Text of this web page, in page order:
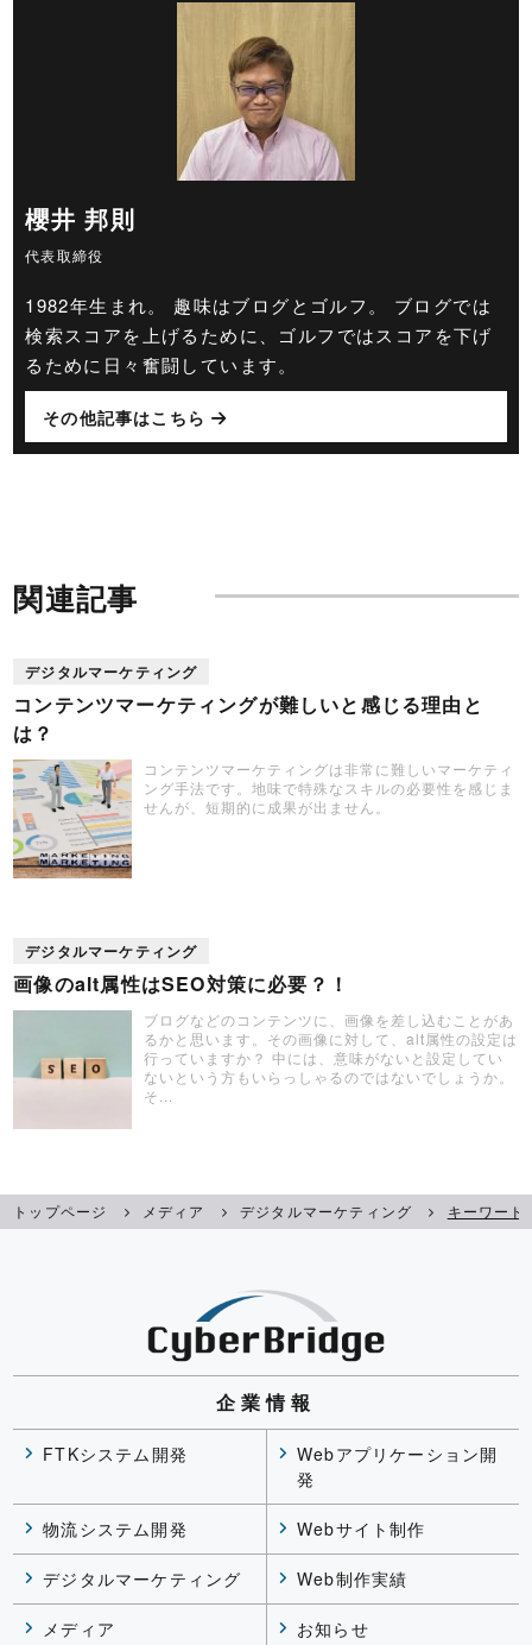
櫻井 邦則
代表取締役
1982年生まれ。 趣味はブログとゴルフ。 ブログでは
検索スコアを上げるために、ゴルフではスコアを下げ
るために日々奮闘しています。
その他記事はこちら
関連記事
デジタルマーケティング
コンテンツマーケティングが難しいと感じる理由と
は？
コンテンツマーケティングは非常に難しいマーケティ
ング手法です。地味で特殊なスキルの必要性を感じま
せんが、短期的に成果が出ません。
デジタルマーケティング
画像のalt属性はSEO対策に必要？！
ブログなどのコンテンツに、画像を差し込むことがあ
るかと思います。その画像に対して、alt属性の設定は
行っていますか？ 中には、意味がないと設定してい
ないという方もいらっしゃるのではないでしょうか。
そ...
トップページ メディア デジタルマーケティング キーワー
企業情報
FTKシステム開発
Webアプリケーション開
発
物流システム開発 Webサイト制作
デジタルマーケティング Web制作実績
メディア お知らせ